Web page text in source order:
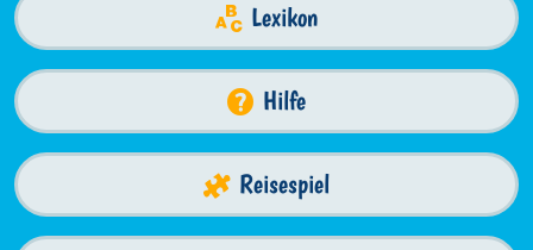
Lexikon
Hilfe
Reisespiel